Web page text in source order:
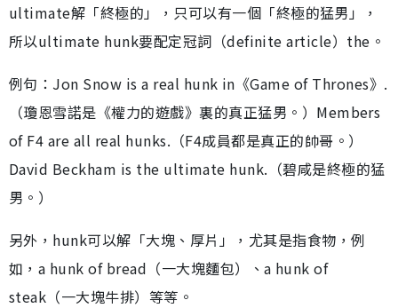
ultimate解「終極的」，只可以有一個「終極的猛男」，
所以ultimate hunk要配定冠詞（definite article）the。
例句：Jon Snow is a real hunk in《Game of Thrones》.
（瓊恩雪諾是《權力的遊戲》裏的真正猛男。）Members
of F4 are all real hunks.（F4成員都是真正的帥哥。）
David Beckham is the ultimate hunk.（碧咸是終極的猛
男。）
另外，hunk可以解「大塊、厚片」，尤其是指食物，例
如，a hunk of bread（一大塊麵包）、a hunk of
steak（一大塊牛排）等等。